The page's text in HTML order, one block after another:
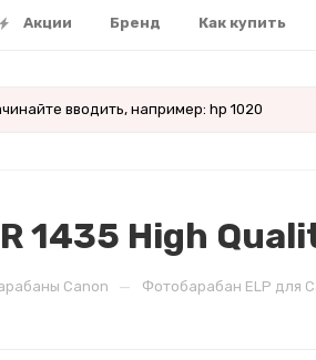
Акции Бренд Как купить
1435 High
Canon — Фотобарабан ELP для